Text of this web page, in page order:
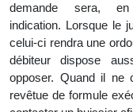
demande sera,
indication. Lorsque le
celui-ci rendra une
débiteur dispose
opposer. Quand il ne
revêtue de formule